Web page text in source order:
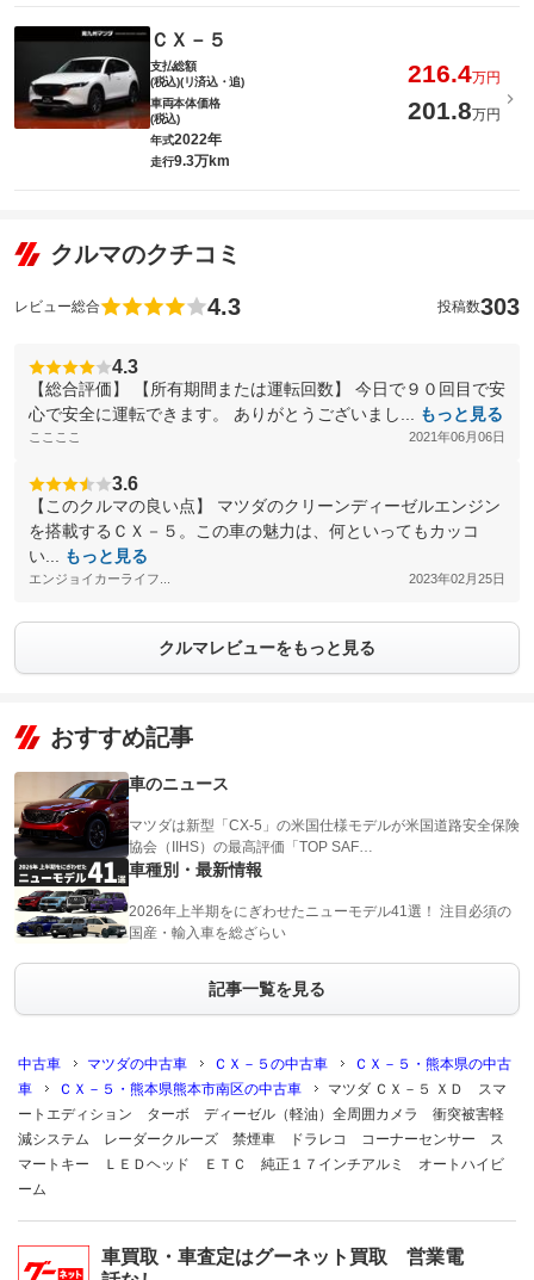
ＣＸ－５
支払総額
(税込)(リ済込・追)
216.4万円
車両本体価格
(税込)
201.8万円
年式2022年
走行9.3万km
クルマのクチコミ
レビュー総合 4.3 投稿数303
4.3
【総合評価】 【所有期間または運転回数】 今日で９０回目で安
心で安全に運転できます。 ありがとうございまし...
もっと見る
ここここ 2021年06月06日
3.6
【このクルマの良い点】 マツダのクリーンディーゼルエンジン
を搭載するＣＸ－５。この車の魅力は、何といってもカッコ
い...
もっと見る
エンジョイカーライフ... 2023年02月25日
クルマレビューをもっと見る
おすすめ記事
車のニュース
マツダは新型「CX-5」の米国仕様モデルが米国道路安全保険
協会（IIHS）の最高評価「TOP SAF…
車種別・最新情報
2026年上半期をにぎわせたニューモデル41選！ 注目必須の
国産・輸入車を総ざらい
記事一覧を見る
中古車 マツダの中古車 ＣＸ－５の中古車
ＣＸ－５・熊本県の中古
車
ＣＸ－５・熊本県熊本市南区の中古車
マツダ ＣＸ－５ ＸＤ スマ
ートエディション ターボ ディーゼル（軽油）全周囲カメラ 衝突被害軽
減システム レーダークルーズ 禁煙車 ドラレコ コーナーセンサー ス
マートキー ＬＥＤヘッド ＥＴＣ 純正１７インチアルミ オートハイビ
ーム
車買取・車査定はグーネット買取 営業電